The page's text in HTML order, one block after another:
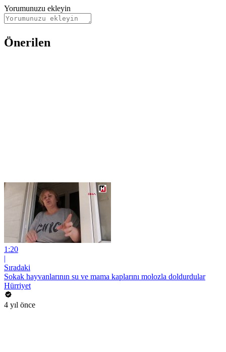
Yorumunuzu ekleyin
Önerilen
1:20
|
Sıradaki
Sokak hayvanlarının su ve mama kaplarını molozla doldurdular
Hürriyet
4 yıl önce